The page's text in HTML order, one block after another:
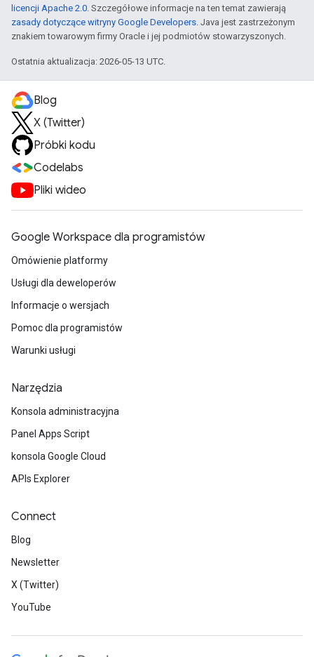
licencji Apache 2.0. Szczegółowe informacje na ten temat zawierają
zasady dotyczące witryny Google Developers. Java jest zastrzeżonym
znakiem towarowym firmy Oracle i jej podmiotów stowarzyszonych.
Ostatnia aktualizacja: 2026-05-13 UTC.
Blog
X (Twitter)
Próbki kodu
Codelabs
Pliki wideo
Google Workspace dla programistów
Omówienie platformy
Usługi dla deweloperów
Informacje o wersjach
Pomoc dla programistów
Warunki usługi
Narzędzia
Konsola administracyjna
Panel Apps Script
konsola Google Cloud
APIs Explorer
Connect
Blog
Newsletter
X (Twitter)
YouTube